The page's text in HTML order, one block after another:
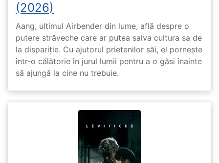
(2026)
Aang, ultimul Airbender din lume, află despre o
putere străveche care ar putea salva cultura sa de
la dispariție. Cu ajutorul prietenilor săi, el pornește
într-o călătorie în jurul lumii pentru a o găsi înainte
să ajungă la cine nu trebuie.